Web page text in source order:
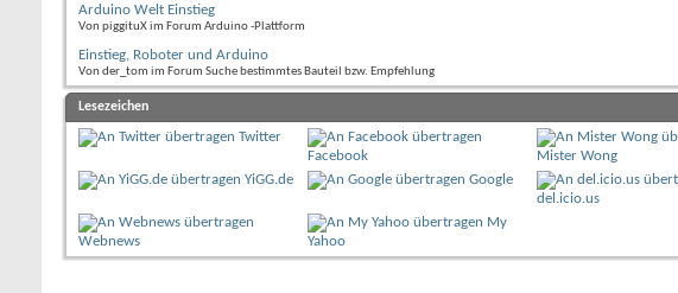
Arduino Welt Einstieg
Von piggituX im Forum Arduino -Plattform
Einstieg, Roboter und Arduino
Von der_tom im Forum Suche bestimmtes Bauteil bzw. Empfehlung
Lesezeichen
Twitter
Facebook
Mister Wong
YiGG.de
Google
del.icio.us
Webnews
My
Yahoo